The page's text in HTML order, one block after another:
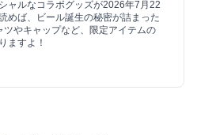
ャルなコラボグッズが2026年7月22
めば、ビール誕生の秘密が詰まった
ツやキャップなど、限定アイテムの
ますよ！